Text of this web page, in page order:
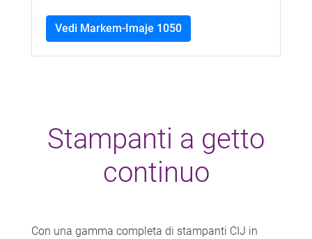
Vedi Markem-Imaje 1050
Stampanti a getto
continuo
Con una gamma completa di stampanti CIJ in